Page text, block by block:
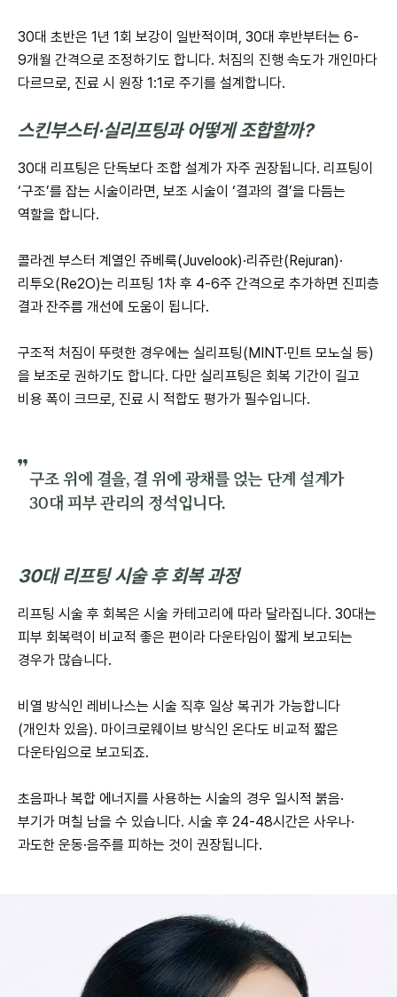
30대 초반은 1년 1회 보강이 일반적이며, 30대 후반부터는 6-
9개월 간격으로 조정하기도 합니다. 처짐의 진행 속도가 개인마다
다르므로, 진료 시 원장 1:1로 주기를 설계합니다.
스킨부스터·실리프팅과 어떻게 조합할까?
30대 리프팅은 단독보다 조합 설계가 자주 권장됩니다. 리프팅이
‘구조’를 잡는 시술이라면, 보조 시술이 ‘결과의 결’을 다듬는
역할을 합니다.
콜라겐 부스터 계열인 쥬베룩(Juvelook)·리쥬란(Rejuran)·
리투오(Re2O)는 리프팅 1차 후 4-6주 간격으로 추가하면 진피층
결과 잔주름 개선에 도움이 됩니다.
구조적 처짐이 뚜렷한 경우에는 실리프팅(MINT·민트 모노실 등)
을 보조로 권하기도 합니다. 다만 실리프팅은 회복 기간이 길고
비용 폭이 크므로, 진료 시 적합도 평가가 필수입니다.
구조 위에 결을, 결 위에 광채를 얹는 단계 설계가
30대 피부 관리의 정석입니다.
30대 리프팅 시술 후 회복 과정
리프팅 시술 후 회복은 시술 카테고리에 따라 달라집니다. 30대는
피부 회복력이 비교적 좋은 편이라 다운타임이 짧게 보고되는
경우가 많습니다.
비열 방식인 레비나스는 시술 직후 일상 복귀가 가능합니다
(개인차 있음). 마이크로웨이브 방식인 온다도 비교적 짧은
다운타임으로 보고되죠.
초음파나 복합 에너지를 사용하는 시술의 경우 일시적 붉음·
부기가 며칠 남을 수 있습니다. 시술 후 24-48시간은 사우나·
과도한 운동·음주를 피하는 것이 권장됩니다.